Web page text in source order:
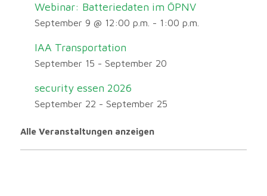
Webinar: Batteriedaten im ÖPNV
September 9 @ 12:00 p.m. - 1:00 p.m.
IAA Transportation
September 15 - September 20
security essen 2026
September 22 - September 25
Alle Veranstaltungen anzeigen